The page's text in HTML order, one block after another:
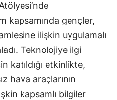
kapsamında gençler,
ilişkin uygulamalı
Teknolojiye ilgi
katıldığı etkinlikte,
hava araçlarının
kapsamlı bilgiler